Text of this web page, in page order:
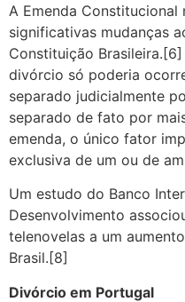
A Emenda Constitucional
significativas mudanças
Constituição
divórcio só poderia
separado judicialmente
separado de fato por
emenda, o único fator
exclusiva de um ou de
Um estudo do Banco
Desenvolvimento
telenovelas a um
Brasil.[8]
Divórcio em Portugal